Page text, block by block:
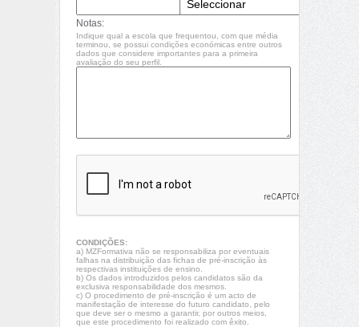
Notas:
Indique qual a escola que frequentou, com que média
terminou, se possui condições económicas entre outros
dados que considere importantes para a primeira
avaliação do seu perfil.
CONDIÇÕES:
a) MZFormativa não se responsabiliza por eventuais
falhas na distribuição das fichas de pré-inscrição às
respectivas instituições de ensino.
b) Os dados introduzidos pelos candidatos são da
exclusiva responsabilidade dos mesmos.
c) O procedimento de pré-inscrição é um acto de
manifestação de interesse do futuro candidato, pelo
que deve ser o mesmo a garantir, por outros meios,
que este procedimento foi realizado com êxito.